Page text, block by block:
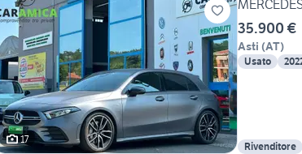
17
35.900 €
Asti (AT)
Usato
Rivenditore